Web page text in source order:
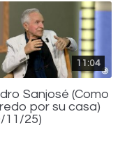
11:04
Sanjosé (Como
por su casa)
11/25)